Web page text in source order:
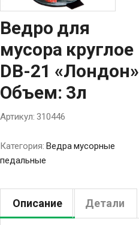
Ведро для
мусора круглое
DB-21 «Лондон»
Объем: 3л
Артикул: 310446
Категория: Ведра мусорные
педальные
Описание Детали